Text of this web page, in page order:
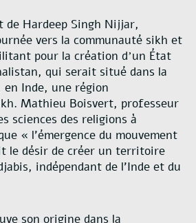
de Hardeep Singh Nijjar,
vers la communauté sikh et
pour la création d’un État
qui serait situé dans la
en Inde, une région
Mathieu Boisvert, professeur
sciences des religions à
« l’émergence du mouvement
le désir de créer un territoire
indépendant de l’Inde et du
son origine dans la